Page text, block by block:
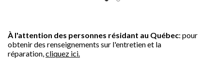
À l'attention des personnes résidant au Québec: pour
obtenir des renseignements sur l'entretien et la
réparation, cliquez ici.